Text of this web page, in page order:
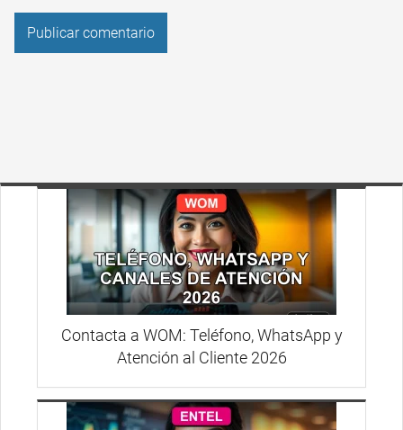
Contacta a WOM: Teléfono, WhatsApp y
Atención al Cliente 2026